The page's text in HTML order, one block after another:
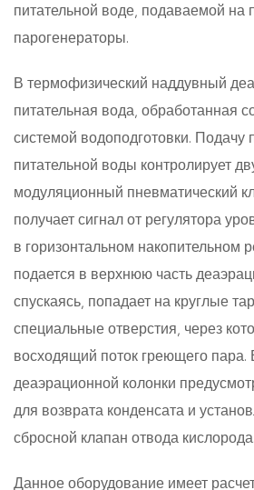
питательной воде, подаваемой на
парогенераторы.
В термофизический наддувный
питательная вода, обработанная
системой водоподготовки. Подачу
питательной воды контролирует
модуляционный пневматический
получает сигнал от регулятора
в горизонтальном накопительном
подается в верхнюю часть
спускаясь, попадает на круглые
специальные отверстия, через
восходящий поток греющего пара.
деаэрационной колонки
для возврата конденсата и
сбросной клапан отвода кислорода.
Данное оборудование имеет